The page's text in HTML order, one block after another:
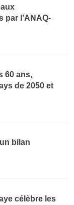
par l’ANAQ-
60 ans,
de 2050 et
bilan
célèbre les